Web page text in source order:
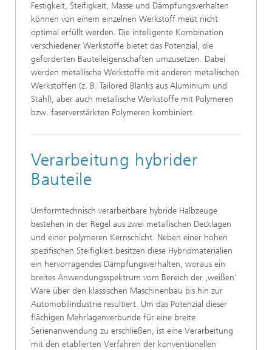
Festigkeit, Steifigkeit, Masse und Dämpfungsverhalten
können von einem einzelnen Werkstoff meist nicht
optimal erfüllt werden. Die intelligente Kombination
verschiedener Werkstoffe bietet das Potenzial, die
geforderten Bauteileigenschaften umzusetzen. Dabei
werden metallische Werkstoffe mit anderen metallischen
Werkstoffen (z. B. Tailored Blanks aus Aluminium und
Stahl), aber auch metallische Werkstoffe mit Polymeren
bzw. faserverstärkten Polymeren kombiniert.
Verarbeitung hybrider
Bauteile
Umformtechnisch verarbeitbare hybride Halbzeuge
bestehen in der Regel aus zwei metallischen Decklagen
und einer polymeren Kernschicht. Neben einer hohen
spezifischen Steifigkeit besitzen diese Hybridmaterialien
ein hervorragendes Dämpfungsverhalten, woraus ein
breites Anwendungsspektrum vom Bereich der ,weißen‘
Ware über den klassischen Maschinenbau bis hin zur
Automobilindustrie resultiert. Um das Potenzial dieser
flächigen Mehrlagenverbunde für eine breite
Serienanwendung zu erschließen, ist eine Verarbeitung
mit den etablierten Verfahren der konventionellen